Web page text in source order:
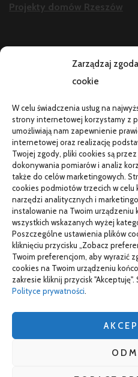
Zarządzaj
cookie
W celu świadczenia usług na
strony internetowej korzystamy z
umożliwiają nam zapewnienie
internetowej oraz realizację
Twojej zgody, pliki cookies są
dokonywania pomiarów i analiz
także do celów marketingowych.
cookies podmiotów trzecich w
narzędzi analitycznych i
instalowanie na Twoim urządzeniu
wszystkich wskazanych wyżej
Poszczególne ustawienia plików
kliknięciu przycisku „Zobacz
Twoim preferencjom, aby wyrazić
cookies na Twoim urządzeniu
zakresie kliknij przycisk
Polityce prywatności.
Projekty domów Rzeszów
Telefon zawiesza się i wyłącza
PR od podstaw w małej
Termin do specjalisty za kilka
Porządkowanie faktur
TO SIĘ CZYTA
Gorąca oraz poetyczna
pojechać na wczasy z bliskimi?
Czemu warto wybierać śruby
Właściwe domy z drewna jak
wizytówki nap